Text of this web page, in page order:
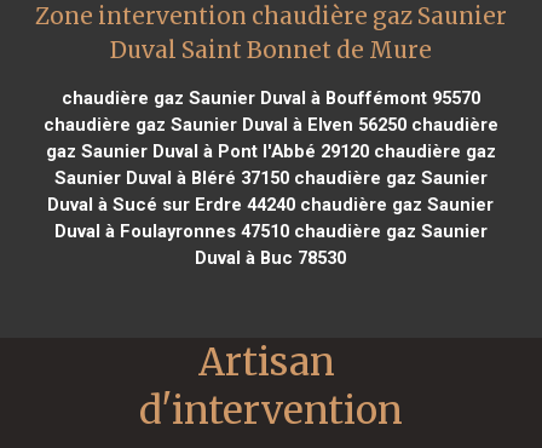
Zone intervention chaudière gaz Saunier
Duval Saint Bonnet de Mure
chaudière gaz Saunier Duval à Bouffémont 95570
chaudière gaz Saunier Duval à Elven 56250chaudière
gaz Saunier Duval à Pont l'Abbé 29120chaudière gaz
Saunier Duval à Bléré 37150chaudière gaz Saunier
Duval à Sucé sur Erdre 44240 chaudière gaz Saunier
Duval à Foulayronnes 47510chaudière gaz Saunier
Duval à Buc 78530
Artisan
d'intervention